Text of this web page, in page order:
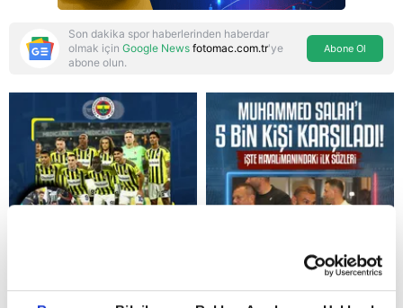
Reddet
Son dakika spor haberlerinden haberdar
olmak için Google News fotomac.com.tr'ye
abone olun.
Abone Ol